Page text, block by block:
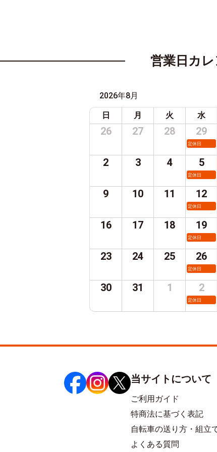
営業日カ
2026年8月
日 月 火 水
26 27 28 29
定休日
2 3 4 5
定休日
9 10 11 12
定休日
16 17 18 19
定休日
23 24 25 26
定休日
30 31 1 2
定休日
当サイトについて
ご利用ガイド
特商法に基づく表記
自転車の送り方・組立
よくある質問